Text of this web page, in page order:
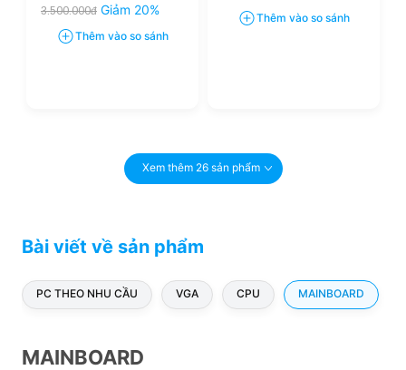
3.500.000đ Giảm 20%
Thêm vào so sánh
Thêm vào so sánh
Xem thêm 26 sản phẩm
Bài viết về sản phẩm
PC THEO NHU CẦU VGA CPU MAINBOARD
MAINBOARD